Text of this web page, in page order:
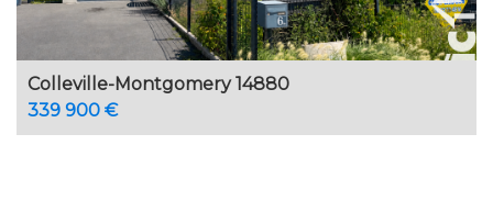
Colleville-Montgomery 14880
339 900 €